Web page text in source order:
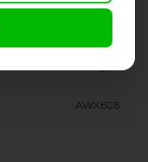
AWX608